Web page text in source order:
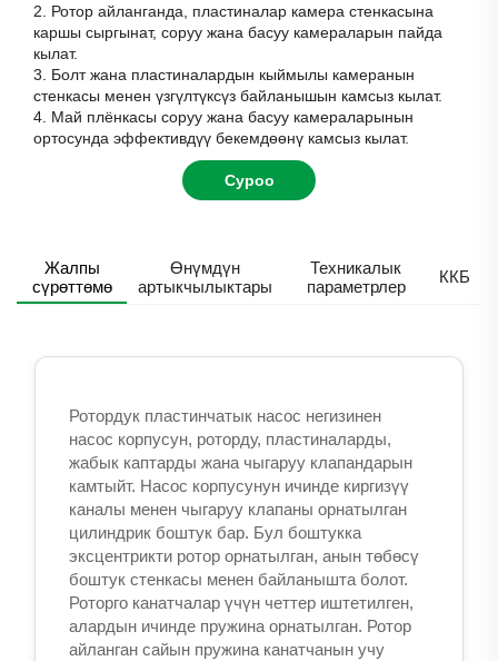
2. Ротор айланганда, пластиналар камера стенкасына
каршы сыргынат, соруу жана басуу камераларын пайда
кылат.
3. Болт жана пластиналардын кыймылы камеранын
стенкасы менен үзгүлтүксүз байланышын камсыз кылат.
4. Май плёнкасы соруу жана басуу камераларынын
ортосунда эффективдүү бекемдөөнү камсыз кылат.
Суроо
Жалпы
сүрөттөмө
Өнүмдүн
артыкчылыктары
Техникалык
параметрлер
ККБ
Ротордук пластинчатык насос негизинен
насос корпусун, роторду, пластиналарды,
жабык каптарды жана чыгаруу клапандарын
камтыйт. Насос корпусунун ичинде киргизүү
каналы менен чыгаруу клапаны орнатылган
цилиндрик боштук бар. Бул боштукка
эксцентрикти ротор орнатылган, анын төбөсү
боштук стенкасы менен байланышта болот.
Роторго канатчалар үчүн четтер иштетилген,
алардын ичинде пружина орнатылган. Ротор
айланган сайын пружина канатчанын учу